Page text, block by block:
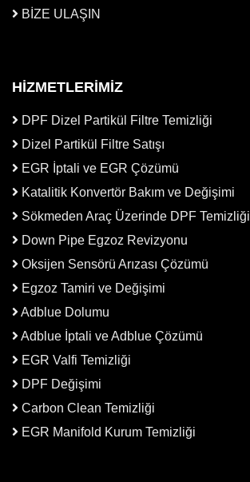
BİZE ULAŞIN
HİZMETLERİMİZ
DPF Dizel Partikül Filtre Temizliği
Dizel Partikül Filtre Satışı
EGR İptali ve EGR Çözümü
Katalitik Konvertör Bakım ve Değişimi
Sökmeden Araç Üzerinde DPF Temizliği
Down Pipe Egzoz Revizyonu
Oksijen Sensörü Arızası Çözümü
Egzoz Tamiri ve Değişimi
Adblue Dolumu
Adblue İptali ve Adblue Çözümü
EGR Valfi Temizliği
DPF Değişimi
Carbon Clean Temizliği
EGR Manifold Kurum Temizliği